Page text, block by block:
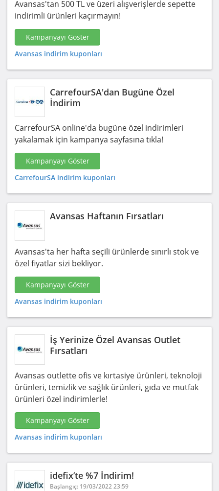
Avansas'tan 500 TL ve üzeri alışverişlerde sepette
indirimli ürünleri kaçırmayın!
Kampanyayı Göster
Avansas indirim kuponları
CarrefourSA'dan Bugüne Özel
İndirim
CarrefourSA online'da bugüne özel indirimleri
yakalamak için kampanya sayfasına tıkla!
Kampanyayı Göster
CarrefourSA indirim kuponları
Avansas Haftanın Fırsatları
Avansas'ta her hafta seçili ürünlerde sınırlı stok ve
özel fiyatlar sizi bekliyor.
Kampanyayı Göster
Avansas indirim kuponları
İş Yerinize Özel Avansas Outlet
Fırsatları
Avansas outlette ofis ve kırtasiye ürünleri, teknoloji
ürünleri, temizlik ve sağlık ürünleri, gıda ve mutfak
ürünleri özel indirimlerle!
Kampanyayı Göster
Avansas indirim kuponları
idefix’te %7 İndirim!
Başlangıç: 19/03/2022 23:59